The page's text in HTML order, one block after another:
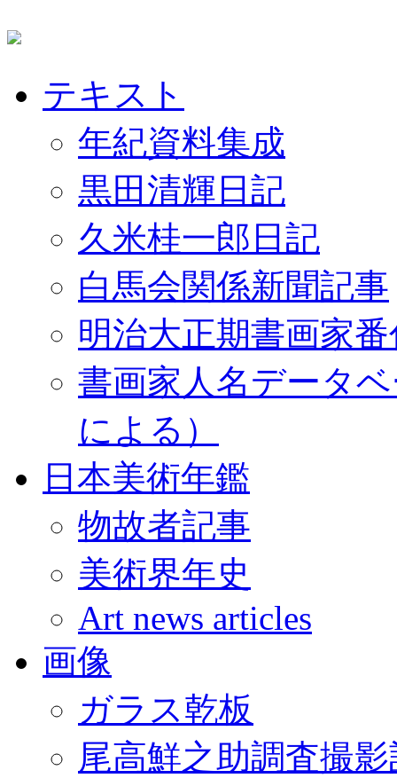
テキスト
年紀資料集成
黒田清輝日記
久米桂一郎日記
白馬会関係新聞記事
明治大正期書画家
書画家人名データ
による）
日本美術年鑑
物故者記事
美術界年史
Art news articles
画像
ガラス乾板
尾高鮮之助調査撮